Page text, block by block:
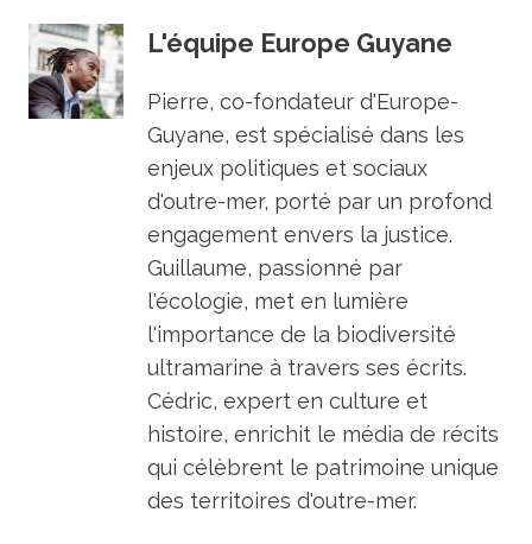
L'équipe Europe Guyane
Pierre, co-fondateur d'Europe-
Guyane, est spécialisé dans les
enjeux politiques et sociaux
d'outre-mer, porté par un profond
engagement envers la justice.
Guillaume, passionné par
l'écologie, met en lumière
l'importance de la biodiversité
ultramarine à travers ses écrits.
Cédric, expert en culture et
histoire, enrichit le média de récits
qui célèbrent le patrimoine unique
des territoires d'outre-mer.